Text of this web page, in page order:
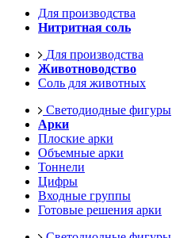
Для производства
Нитритная соль
Для производства
Животноводство
Соль для животных
Светодиодные фигуры
Арки
Плоские арки
Объемные арки
Тоннели
Цифры
Входные группы
Готовые решения арки